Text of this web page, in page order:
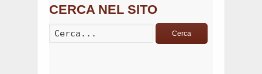
CERCA NEL SITO
Cerca